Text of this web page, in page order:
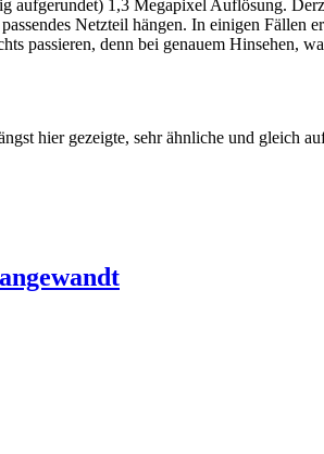
aufgerundet) 1,3 Megapixel Auflösung.
Netzteil hängen. In einigen
passieren, denn bei genauem Hinsehen,
hier gezeigte, sehr ähnliche und gleich